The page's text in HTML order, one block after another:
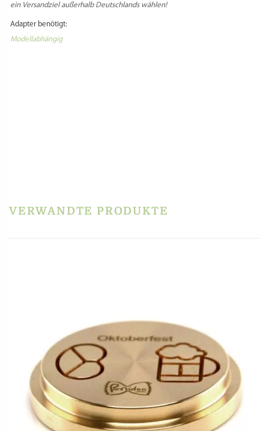
ein Versandziel außerhalb Deutschlands wählen!
Adapter benötigt:
Modellabhängig
Muschel gestreift für La Fattorina, Fimar MPF 1.5,
VERWANDTE PRODUKTE